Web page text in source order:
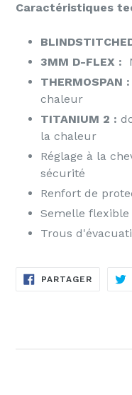
Caractéristiques
3MM D-FLEX :
THERMOSPAN :
chaleur
TITANIUM 2 :
la chaleur
Réglage à la
sécurité
Renfort de
Semelle
Trous
PARTAGER